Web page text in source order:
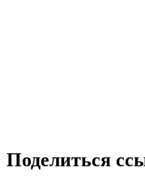
Поделиться